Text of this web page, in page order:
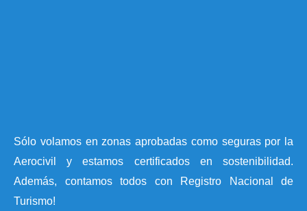
Sólo volamos en zonas aprobadas como seguras por la
Aerocivil y estamos certificados en sostenibilidad.
Además, contamos todos con Registro Nacional de
Turismo!